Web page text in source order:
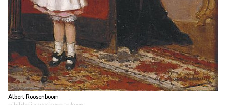
Albert Roosenboom